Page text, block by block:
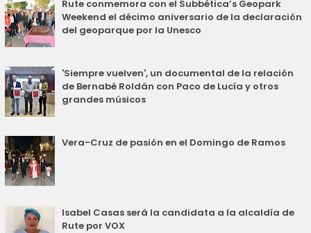
Rute conmemora con el Subbética’s Geopark
Weekend el décimo aniversario de la declaración
del geoparque por la Unesco
'Siempre vuelven', un documental de la relación
de Bernabé Roldán con Paco de Lucía y otros
grandes músicos
Vera-Cruz de pasión en el Domingo de Ramos
Isabel Casas será la candidata a la alcaldía de
Rute por VOX